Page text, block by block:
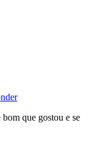
bom que gostou e se